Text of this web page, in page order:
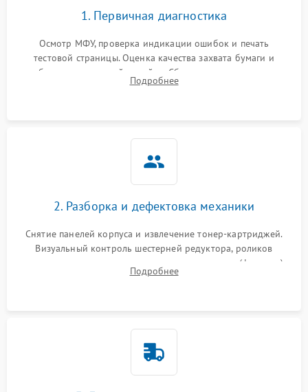
1. Первичная диагностика
Осмотр МФУ, проверка индикации ошибок и печать
тестовой страницы. Оценка качества захвата бумаги и
работы сканирующей линейки. Сбор данных о замятиях,
дефектах изображения или посторонних шумах при работе.
Подробнее
2. Разборка и дефектовка механики
Снятие панелей корпуса и извлечение тонер-картриджей.
Визуальный контроль шестерней редуктора, роликов
захвата, термопленки и прижимного вала в печи (фьюзере).
Проверка оптики сканера на загрязнения.
Подробнее